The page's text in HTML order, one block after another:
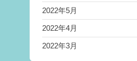
2022年5月
2022年4月
2022年3月